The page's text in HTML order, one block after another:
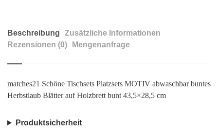
Beschreibung
Zusätzliche Informationen
Rezensionen (0)
Mengenanfrage
matches21 Schöne Tischsets Platzsets MOTIV abwaschbar buntes
Herbstlaub Blätter auf Holzbrett bunt 43,5×28,5 cm
Produktsicherheit